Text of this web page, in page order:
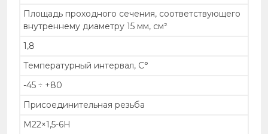
Площадь проходного сечения, соответствующего
внутреннему диаметру 15 мм, см²
1,8
Температурный интервал, С°
-45 ÷ +80
Присоединительная резьба
М22×1,5-6H